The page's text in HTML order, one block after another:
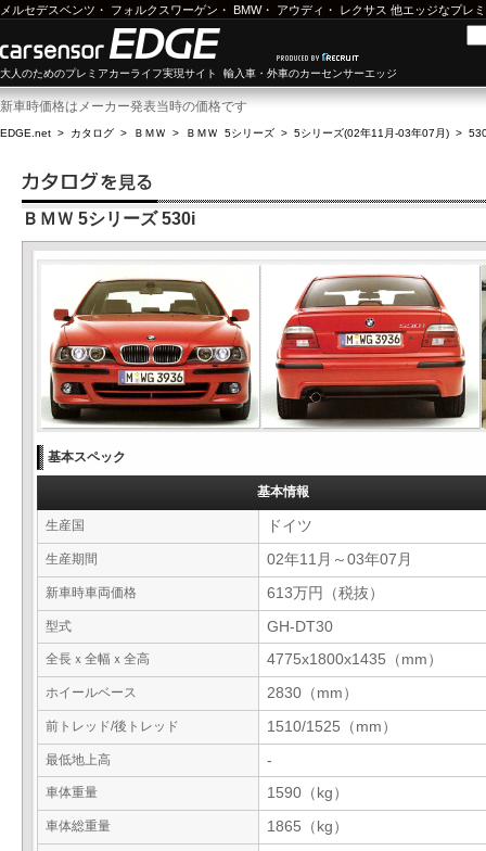
メルセデスベンツ ・ フォルクスワーゲン ・ BMW・ アウディ ・ レクサス 他エッジなプレ
大人のためのプレミアカーライフ実現サイト 輸入車・外車のカーセンサーエッジ
新車時価格はメーカー発表当時の価格です
EDGE.net > カタログ > ＢＭＷ > ＢＭＷ 5シリーズ > 5シリーズ(02年11月-03年07月) >
ＢＭＷ 5シリーズ 530i
基本スペック
基本情報
生産国 ドイツ
生産期間 02年11月～03年07月
新車時車両価格 613万円（税抜）
型式 GH-DT30
全長ｘ全幅ｘ全高 4775x1800x1435（mm）
ホイールベース 2830（mm）
前トレッド/後トレッド 1510/1525（mm）
最低地上高 -
車体重量 1590（kg）
車体総重量 1865（kg）